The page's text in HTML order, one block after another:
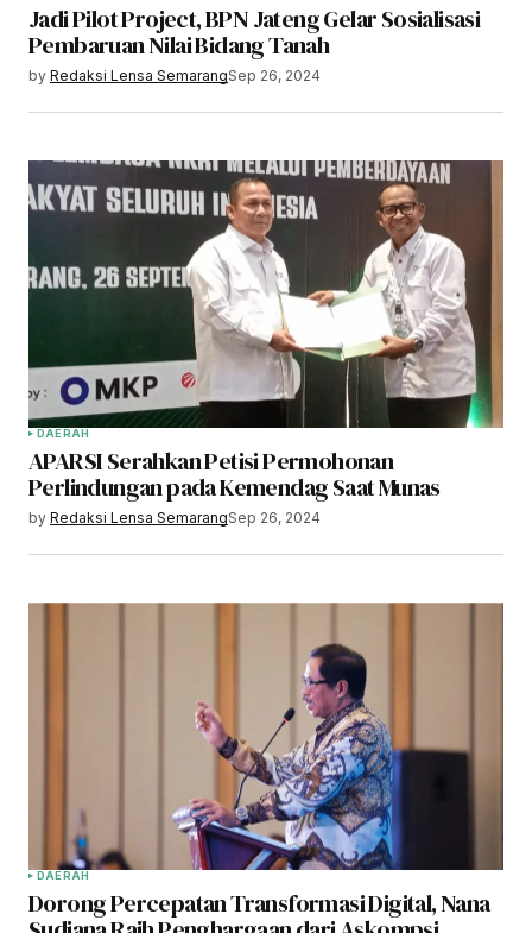
Jadi Pilot Project, BPN Jateng Gelar Sosialisasi
Pembaruan Nilai Bidang Tanah
by Redaksi Lensa SemarangSep 26, 2024
DAERAH
APARSI Serahkan Petisi Permohonan
Perlindungan pada Kemendag Saat Munas
by Redaksi Lensa SemarangSep 26, 2024
DAERAH
Dorong Percepatan Transformasi Digital, Nana